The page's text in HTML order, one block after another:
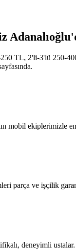
Adanalıoğlu
TL, 2'li-3'lü 250-
mobil ekiplerimizle
parça ve işçilik
deneyimli ustalar.